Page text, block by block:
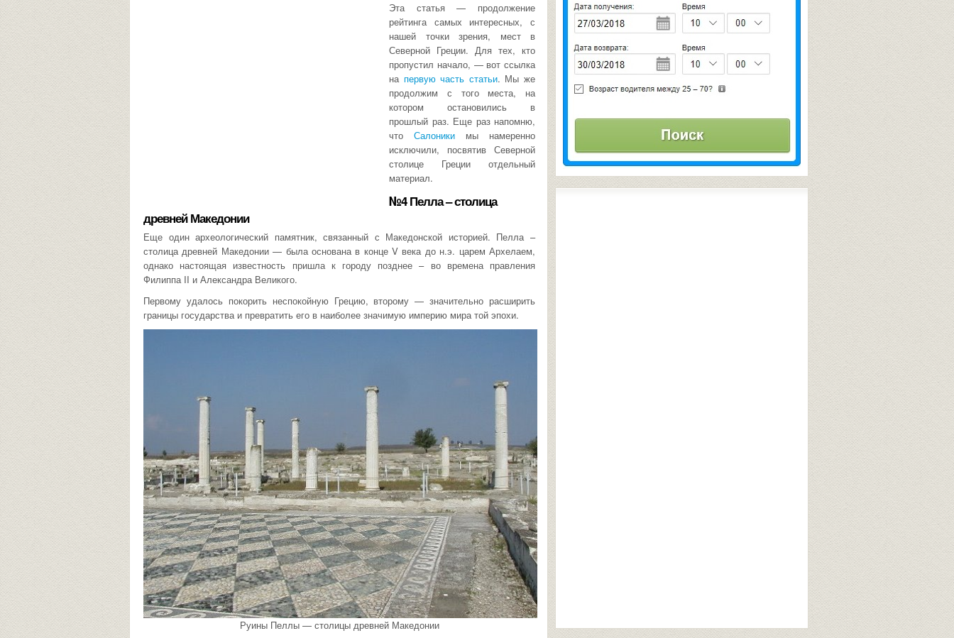
Эта статья — продолжение
рейтинга самых интересных, с
нашей точки зрения, мест в
Северной Греции. Для тех, кто
пропустил начало, — вот ссылка
на первую часть статьи. Мы же
продолжим с того места, на
котором остановились в
прошлый раз. Еще раз напомню,
что Салоники мы намеренно
исключили, посвятив Северной
столице Греции отдельный
материал.
№4 Пелла – столица
древней Македонии
Еще один археологический памятник, связанный с Македонской историей. Пелла –
столица древней Македонии — была основана в конце V века до н.э. царем Архелаем,
однако настоящая известность пришла к городу позднее – во времена правления
Филиппа II и Александра Великого.
Первому удалось покорить неспокойную Грецию, второму — значительно расширить
границы государства и превратить его в наиболее значимую империю мира той эпохи.
Руины Пеллы — столицы древней Македонии